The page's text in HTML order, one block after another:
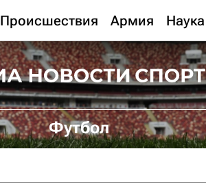
Происшествия Армия Наука
Футбол